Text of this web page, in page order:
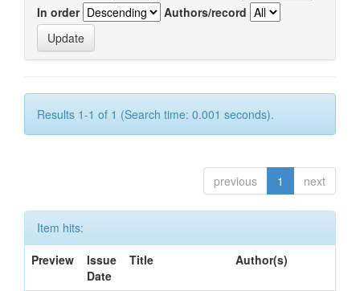
In order
Authors/record
Results 1-1 of 1 (Search time: 0.001 seconds).
previous 1 next
Item hits:
Preview
Issue
Date
Title Author(s)